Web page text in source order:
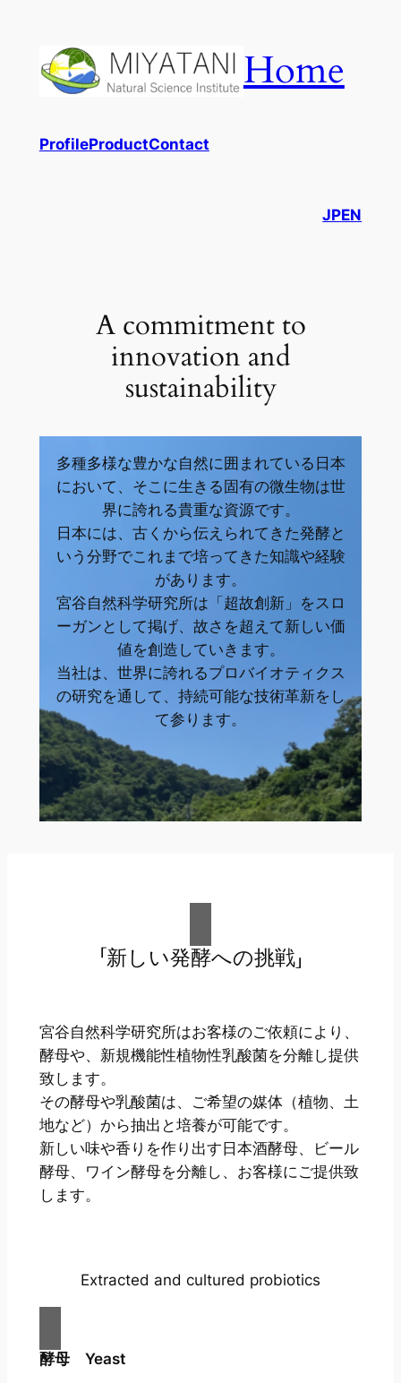
Home
ProfileProductContact
JPEN
A commitment to
innovation and
sustainability
多種多様な豊かな自然に囲まれている日本
において、そこに生きる固有の微生物は世
界に誇れる貴重な資源です。
日本には、古くから伝えられてきた発酵と
いう分野でこれまで培ってきた知識や経験
があります。
宮谷自然科学研究所は「超故創新」をスロ
ーガンとして掲げ、故さを超えて新しい価
値を創造していきます。
当社は、世界に誇れるプロバイオティクス
の研究を通して、持続可能な技術革新をし
て参ります。
「新しい発酵への挑戦」
宮谷自然科学研究所はお客様のご依頼により、
酵母や、新規機能性植物性乳酸菌を分離し提供
致します。
その酵母や乳酸菌は、ご希望の媒体（植物、土
地など）から抽出と培養が可能です。
新しい味や香りを作り出す日本酒酵母、ビール
酵母、ワイン酵母を分離し、お客様にご提供致
します。
Extracted and cultured probiotics
酵母 Yeast